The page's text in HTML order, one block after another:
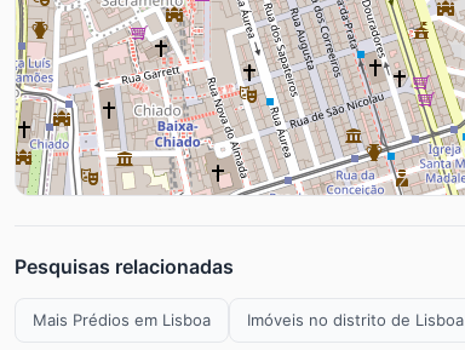
Pesquisas relacionadas
Mais Prédios em Lisboa Imóveis no distrito de Lisboa